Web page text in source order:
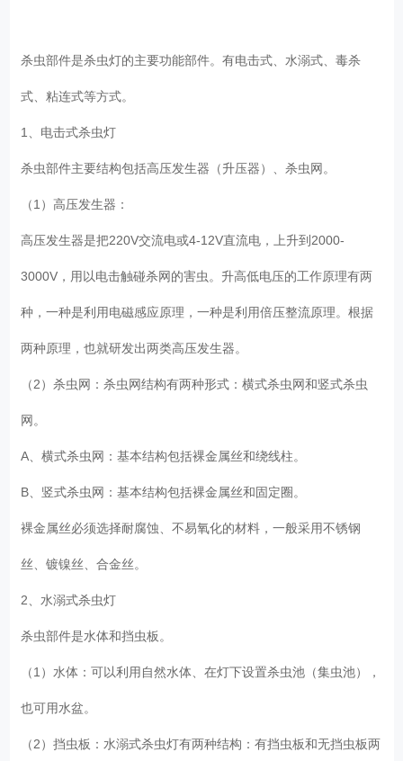
杀虫部件是杀虫灯的主要功能部件。有电击式、水溺式、毒杀
式、粘连式等方式。
1、电击式杀虫灯
杀虫部件主要结构包括高压发生器（升压器）、杀虫网。
（1）高压发生器：
高压发生器是把220V交流电或4-12V直流电，上升到2000-
3000V，用以电击触碰杀网的害虫。升高低电压的工作原理有两
种，一种是利用电磁感应原理，一种是利用倍压整流原理。根据
两种原理，也就研发出两类高压发生器。
（2）杀虫网：杀虫网结构有两种形式：横式杀虫网和竖式杀虫
网。
A、横式杀虫网：基本结构包括裸金属丝和绕线柱。
B、竖式杀虫网：基本结构包括裸金属丝和固定圈。
裸金属丝必须选择耐腐蚀、不易氧化的材料，一般采用不锈钢
丝、镀镍丝、合金丝。
2、水溺式杀虫灯
杀虫部件是水体和挡虫板。
（1）水体：可以利用自然水体、在灯下设置杀虫池（集虫池），
也可用水盆。
（2）挡虫板：水溺式杀虫灯有两种结构：有挡虫板和无挡虫板两